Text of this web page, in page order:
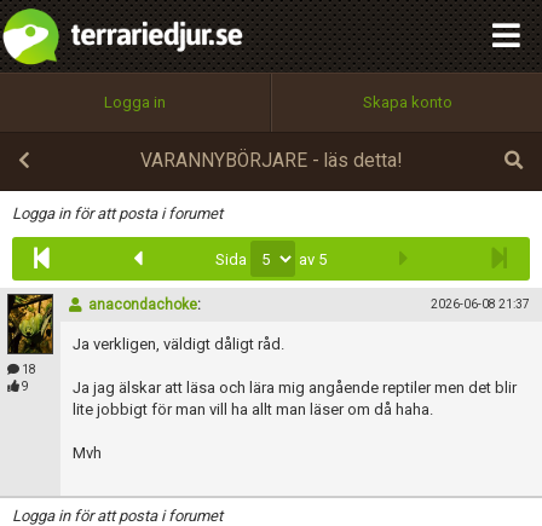
Logga in Skapa konto
VARANNYBÖRJARE - läs detta!
Logga in för att posta i forumet
Sida av 5
18
9
anacondachoke: 2026-06-08 21:37
Ja verkligen, väldigt dåligt råd.
Ja jag älskar att läsa och lära mig angående reptiler men det blir
lite jobbigt för man vill ha allt man läser om då haha.
Mvh
Logga in för att posta i forumet
Infoga
Utför
100%
OK
integritetspolicy
Namn:
Epost:
Användarnamn:
Lösenord:
Begär nytt lösenord
Tillbaka till förstasidan